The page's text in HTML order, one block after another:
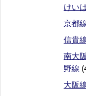
けい
京都
信貴
南大
野線
大阪